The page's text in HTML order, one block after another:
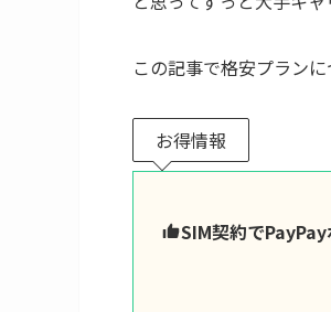
この記事で格安プラン
お得情報
SIM契約で